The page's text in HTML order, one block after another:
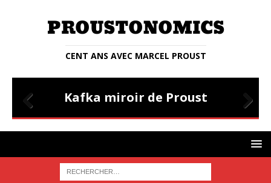
CENT ANS AVEC MARCEL PROUST
Entretien avec Judith Lyon-Caen
Prev
ious
Nex
t